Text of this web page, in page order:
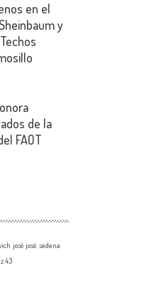
en el
y
de la
FAOT
josé josé sedena
z 43